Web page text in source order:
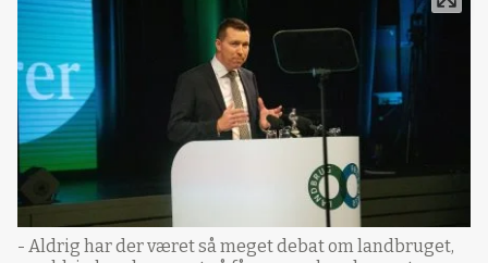
- Aldrig har der været så meget debat om landbruget,